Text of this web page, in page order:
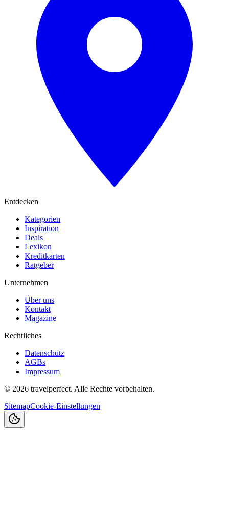
Entdecken
Kategorien
Inspiration
Deals
Lexikon
Kreditkarten
Ratgeber
Unternehmen
Über uns
Kontakt
Magazine
Rechtliches
Datenschutz
AGBs
Impressum
© 2026 travelperfect. Alle Rechte vorbehalten.
SitemapCookie-Einstellungen